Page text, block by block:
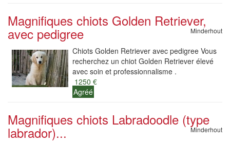
Magnifiques chiots Golden Retriever,
avec pedigree Minderhout
Chiots Golden Retriever avec pedigree Vous
recherchez un chiot Golden Retriever élevé
avec soin et professionnalisme .
1250 €
Agréé
Magnifiques chiots Labradoodle (type
labrador)... Minderhout